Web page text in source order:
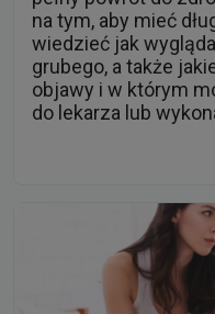
na tym, aby mieć
wiedzieć jak
grubego, a także
objawy i w którym
do lekarza lub